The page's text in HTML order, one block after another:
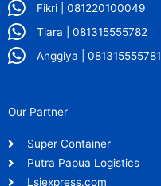
Fikri | 081220100049
Tiara | 081315555782
Anggiya | 081315555781
Our Partner
Super Container
Putra Papua Logistics
Lsjexpress.com